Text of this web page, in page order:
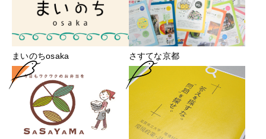
まいのちosaka さすてな京都